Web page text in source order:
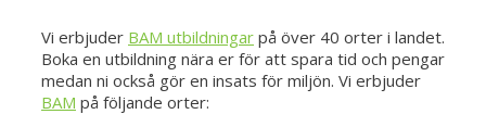
Vi erbjuder BAM utbildningar på över 40 orter i landet.
Boka en utbildning nära er för att spara tid och pengar
medan ni också gör en insats för miljön. Vi erbjuder
BAM på följande orter: